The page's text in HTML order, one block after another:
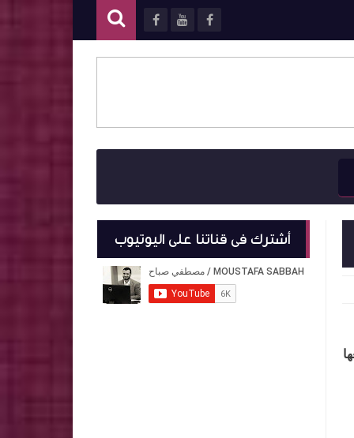
أشترك فى قناتنا على اليوتيوب